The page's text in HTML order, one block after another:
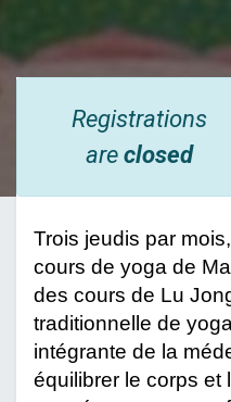
Registrations
areclosed
Trois jeudis par
cours de yoga de
des cours de Lu
traditionnelle de
intégrante de la
équilibrer le corps et